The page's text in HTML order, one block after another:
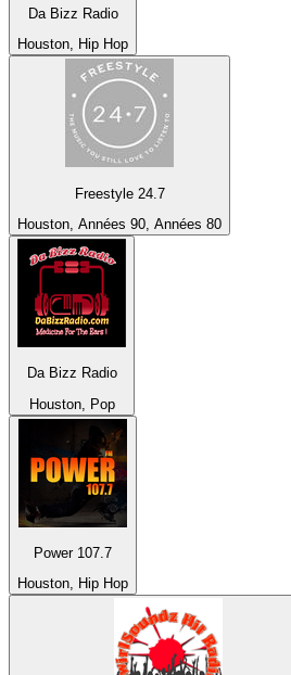
Da Bizz Radio
Houston, Hip Hop
Freestyle 24.7
Houston, Années 90, Années 80
Da Bizz Radio
Houston, Pop
Power 107.7
Houston, Hip Hop